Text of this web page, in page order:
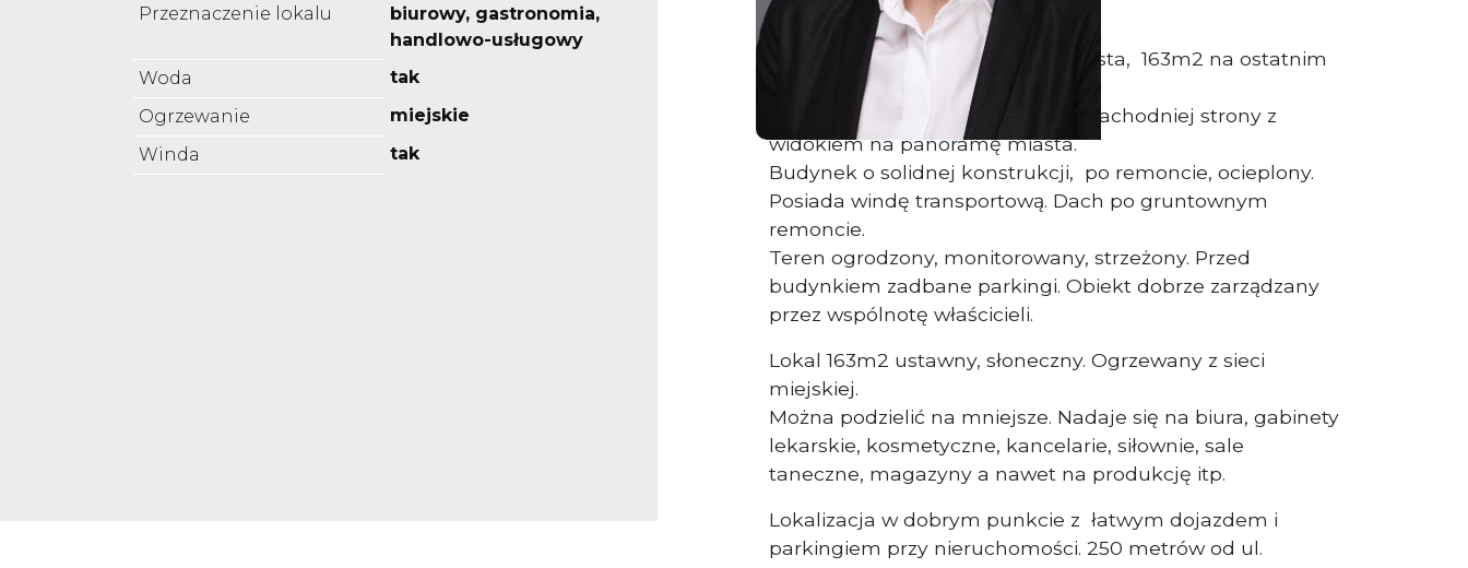
Przeznaczenie lokalu
biurowy, gastronomia,
handlowo-usługowy
Woda
tak
Ogrzewanie
miejskie
Winda
tak
Na sprzedaż lokal w centrum miasta, 163m2 na ostatnim
Lokal od słonecznej południowo-zachodniej strony z
widokiem na panoramę miasta.
Budynek o solidnej konstrukcji, po remoncie, ocieplony.
Posiada windę transportową. Dach po gruntownym
remoncie.
Teren ogrodzony, monitorowany, strzeżony. Przed
budynkiem zadbane parkingi. Obiekt dobrze zarządzany
przez wspólnotę właścicieli.
Lokal 163m2 ustawny, słoneczny. Ogrzewany z sieci
miejskiej.
Można podzielić na mniejsze. Nadaje się na biura, gabinety
lekarskie, kosmetyczne, kancelarie, siłownie, sale
taneczne, magazyny a nawet na produkcję itp.
Lokalizacja w dobrym punkcie z łatwym dojazdem i
parkingiem przy nieruchomości. 250 metrów od ul.